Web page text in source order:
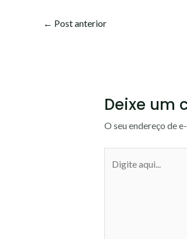
← Post anterior
Deixe um
O seu endereço de
aqui...